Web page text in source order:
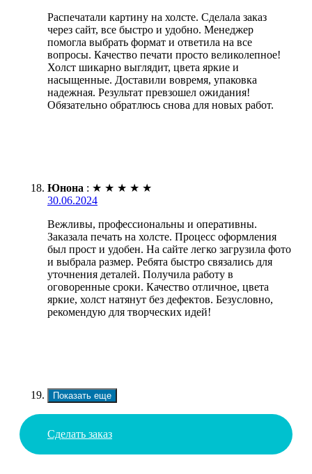
Распечатали картину на холсте. Сделала заказ
через сайт, все быстро и удобно. Менеджер
помогла выбрать формат и ответила на все
вопросы. Качество печати просто великолепное!
Холст шикарно выглядит, цвета яркие и
насыщенные. Доставили вовремя, упаковка
надежная. Результат превзошел ожидания!
Обязательно обратлюсь снова для новых работ.
Юнона : ★ ★ ★ ★ ★
30.06.2024
Вежливы, профессиональны и оперативны.
Заказала печать на холсте. Процесс оформления
был прост и удобен. На сайте легко загрузила фото
и выбрала размер. Ребята быстро связались для
уточнения деталей. Получила работу в
оговоренные сроки. Качество отличное, цвета
яркие, холст натянут без дефектов. Безусловно,
рекомендую для творческих идей!
Показать еще
Сделать заказ